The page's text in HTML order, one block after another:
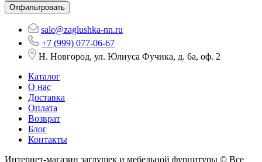
sale@zaglushka-nn.ru
+7 (999) 077-06-67
Н. Новгород, ул. Юлиуса Фучика, д. 6а, оф. 2
Каталог
О нас
Доставка
Оплата
Возврат
Блог
Контакты
Интернет-магазин заглушек и мебельной фурнитуры © Все